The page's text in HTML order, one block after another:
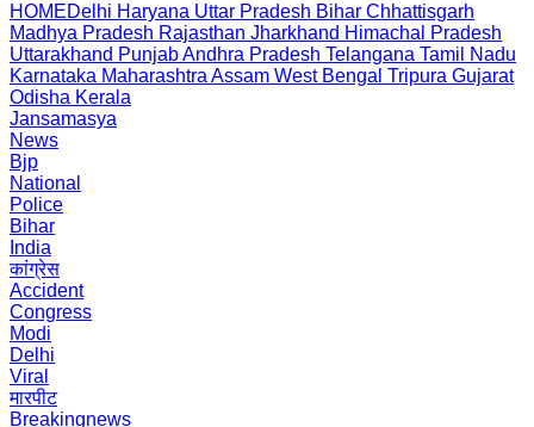
HOMEDelhi Haryana Uttar Pradesh Bihar Chhattisgarh
Madhya Pradesh Rajasthan Jharkhand Himachal Pradesh
Uttarakhand PunjabAndhra Pradesh Telangana Tamil Nadu
Karnataka Maharashtra Assam West Bengal Tripura Gujarat
Odisha Kerala
Jansamasya
News
Bjp
National
Police
Bihar
India
कांग्रेस
Accident
Congress
Modi
Delhi
Viral
मारपीट
Breakingnews